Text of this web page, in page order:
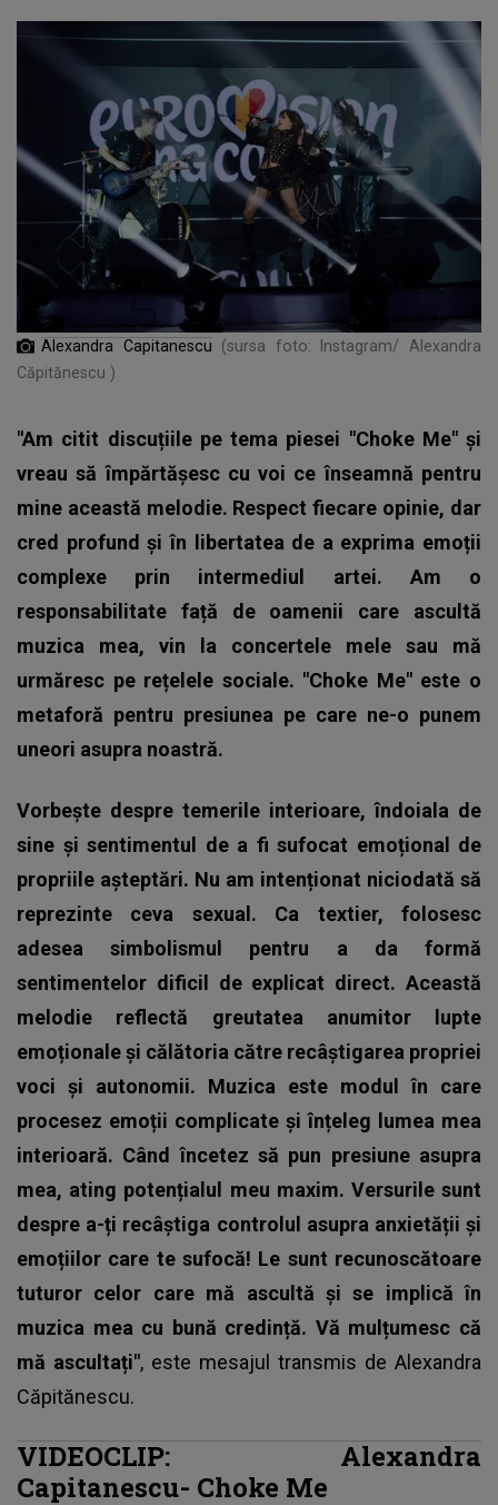
Alexandra Capitanescu
(sursa foto: Instagram/ Alexandra
Căpitănescu )
"Am citit discuțiile pe tema piesei "Choke Me" și
vreau să împărtășesc cu voi ce înseamnă pentru
mine această melodie. Respect fiecare opinie, dar
cred profund și în libertatea de a exprima emoții
complexe prin intermediul artei. Am o
responsabilitate față de oamenii care ascultă
muzica mea, vin la concertele mele sau mă
urmăresc pe rețelele sociale. "Choke Me" este o
metaforă pentru presiunea pe care ne-o punem
uneori asupra noastră.
Vorbește despre temerile interioare, îndoiala de
sine și sentimentul de a fi sufocat emoțional de
propriile așteptări. Nu am intenționat niciodată să
reprezinte ceva sexual. Ca textier, folosesc
adesea simbolismul pentru a da formă
sentimentelor dificil de explicat direct. Această
melodie reflectă greutatea anumitor lupte
emoționale și călătoria către recâștigarea propriei
voci și autonomii. Muzica este modul în care
procesez emoții complicate și înțeleg lumea mea
interioară. Când încetez să pun presiune asupra
mea, ating potențialul meu maxim. Versurile sunt
despre a-ți recâștiga controlul asupra anxietății și
emoțiilor care te sufocă! Le sunt recunoscătoare
tuturor celor care mă ascultă și se implică în
muzica mea cu bună credință. Vă mulțumesc că
mă ascultați", este mesajul transmis de Alexandra
Căpitănescu.
VIDEOCLIP: Alexandra
Capitanescu- Choke Me